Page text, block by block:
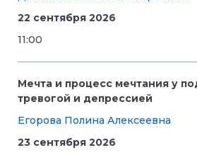
22 сентября 2026
11:00
Мечта и процесс мечтания у
тревогой и депрессией
Егорова Полина Алексеевна
23 сентября 2026